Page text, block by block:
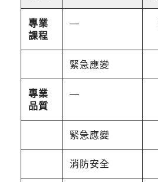
專業
課程
—
緊急應變
專業
品質
—
緊急應變
消防安全